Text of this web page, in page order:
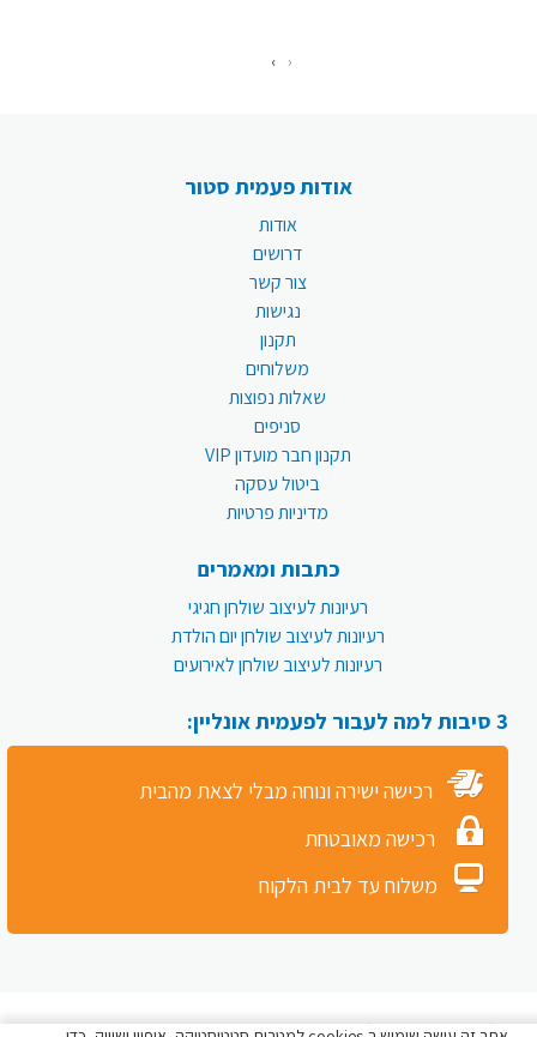
‹
›
אודות פעמית סטור
אודות
דרושים
צור קשר
נגישות
תקנון
משלוחים
שאלות נפוצות
סניפים
תקנון חבר מועדון VIP
ביטול עסקה
מדיניות פרטיות
כתבות ומאמרים
רעיונות לעיצוב שולחן חגיגי
רעיונות לעיצוב שולחן יום הולדת
רעיונות לעיצוב שולחן לאירועים
3 סיבות למה לעבור לפעמית אונליין:
רכישה ישירה ונוחה מבלי לצאת מהבית
רכישה מאובטחת
משלוח עד לבית הלקוח
כל הזכויות שמורות לפעמית סטור © 2026